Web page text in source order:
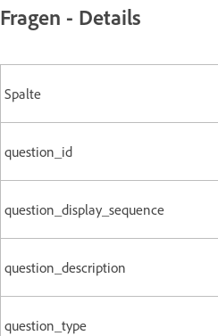
Fragen - Details
Spalte
question_id
question_display_sequence
question_description
question_type